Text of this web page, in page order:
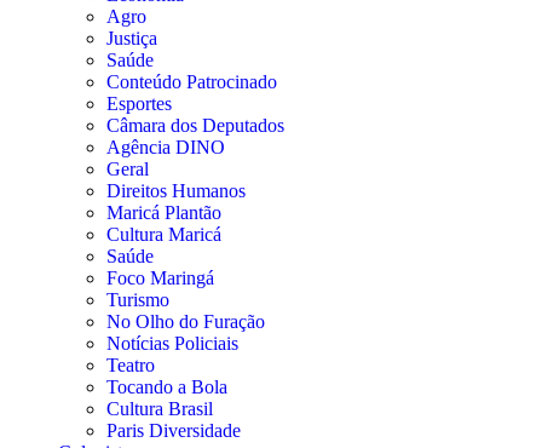
Agro
Justiça
Saúde
Conteúdo Patrocinado
Esportes
Câmara dos Deputados
Agência DINO
Geral
Direitos Humanos
Maricá Plantão
Cultura Maricá
Saúde
Foco Maringá
Turismo
No Olho do Furação
Notícias Policiais
Teatro
Tocando a Bola
Cultura Brasil
Paris Diversidade